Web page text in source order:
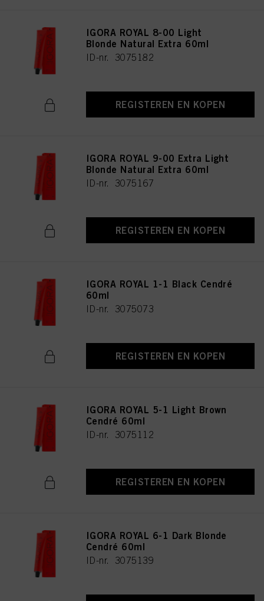
IGORA ROYAL 8-00 Light
Blonde Natural Extra 60ml
ID-nr. 3075182
REGISTEREN EN KOPEN
IGORA ROYAL 9-00 Extra Light
Blonde Natural Extra 60ml
ID-nr. 3075167
REGISTEREN EN KOPEN
IGORA ROYAL 1-1 Black Cendré
60ml
ID-nr. 3075073
REGISTEREN EN KOPEN
IGORA ROYAL 5-1 Light Brown
Cendré 60ml
ID-nr. 3075112
REGISTEREN EN KOPEN
IGORA ROYAL 6-1 Dark Blonde
Cendré 60ml
ID-nr. 3075139